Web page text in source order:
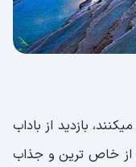
بازدید از باداب
از خاص ترین و جذاب